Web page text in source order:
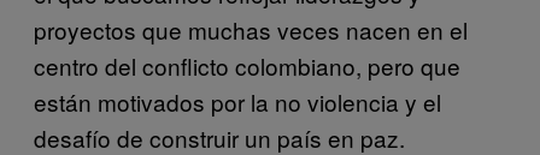
proyectos que muchas veces nacen en el
centro del conflicto colombiano, pero que
están motivados por la no violencia y el
desafío de construir un país en paz.